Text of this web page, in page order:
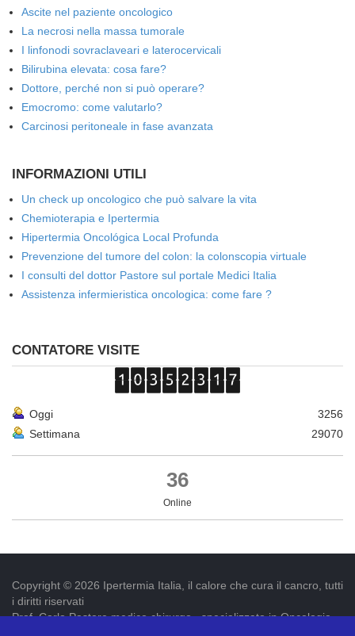
Ascite nel paziente oncologico
La necrosi nella massa tumorale
I linfonodi sovraclaveari e laterocervicali
Bilirubina elevata: cosa fare?
Dottore, perché non si può operare?
Emocromo: come valutarlo?
Carcinosi peritoneale in fase avanzata
INFORMAZIONI UTILI
Un check up oncologico che può salvare la vita
Chemioterapia e Ipertermia
Hipertermia Oncológica Local Profunda
Prevenzione del tumore del colon: la colonscopia virtuale
I consulti del dottor Pastore sul portale Medici Italia
Assistenza infermieristica oncologica: come fare ?
CONTATORE VISITE
Oggi
3256
Settimana
29070
36
Online
Copyright © 2026 Ipertermia Italia, il calore che cura il cancro, tutti
i diritti riservati
Prof. Carlo Pastore medico chirurgo , specializzato in Oncologia.